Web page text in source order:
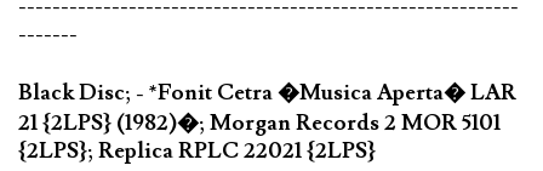
-----------------------------------------------------------
-------
Black Disc; - *Fonit Cetra �Musica Aperta� LAR
21 {2LPS} (1982)�; Morgan Records 2 MOR 5101
{2LPS}; Replica RPLC 22021 {2LPS}